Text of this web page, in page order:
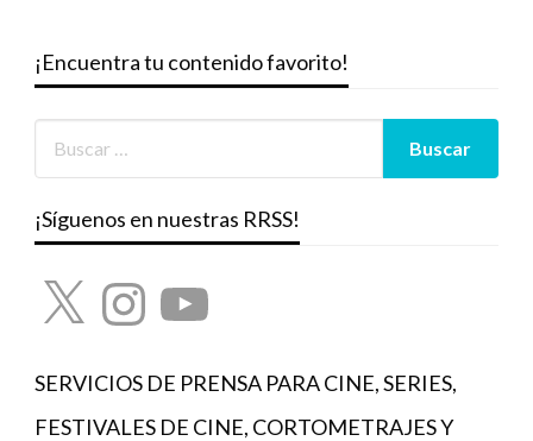
¡Encuentra tu contenido favorito!
¡Síguenos en nuestras RRSS!
X InstagramYouTube
SERVICIOS DE PRENSA PARA CINE, SERIES,
FESTIVALES DE CINE, CORTOMETRAJES Y